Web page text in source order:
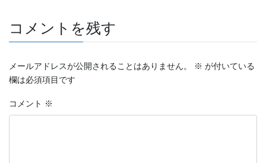
コメントを残す
メールアドレスが公開されることはありません。 ※ が付いている
欄は必須項目です
コメント ※